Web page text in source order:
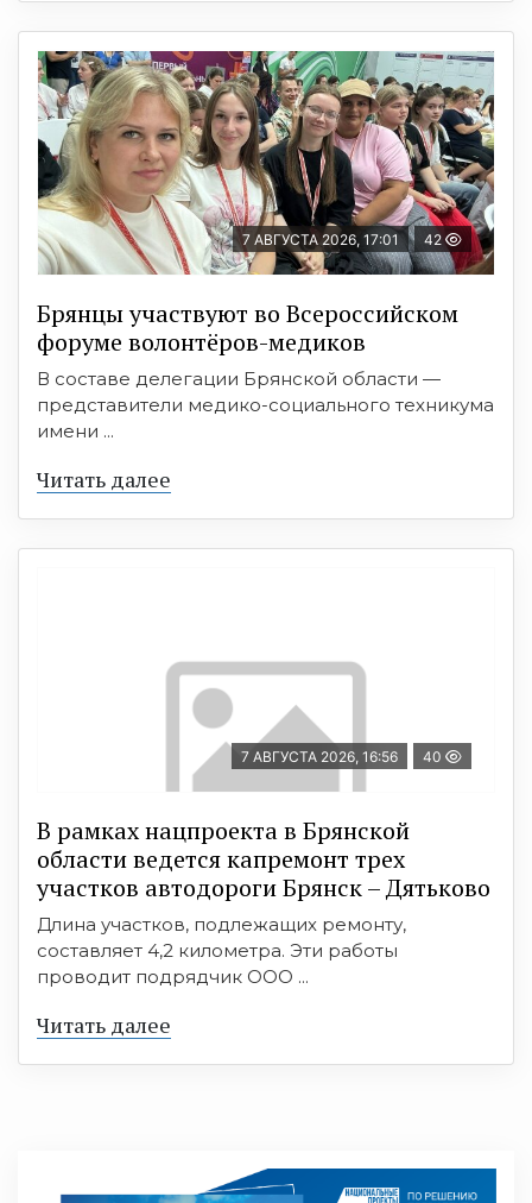
7 АВГУСТА 2026, 17:01 42
Брянцы участвуют во Всероссийском
форуме волонтёров-медиков
В составе делегации Брянской области —
представители медико-социального техникума
имени ...
Читать далее
7 АВГУСТА 2026, 16:56 40
В рамках нацпроекта в Брянской
области ведется капремонт трех
участков автодороги Брянск – Дятьково
Длина участков, подлежащих ремонту,
составляет 4,2 километра. Эти работы
проводит подрядчик ООО ...
Читать далее